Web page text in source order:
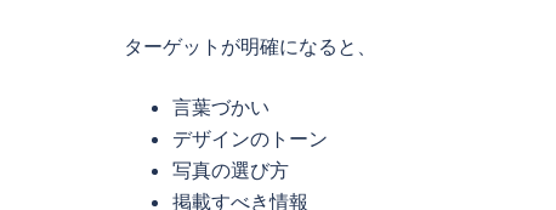
ターゲットが明確になると、
言葉づかい
デザインのトーン
写真の選び方
掲載すべき情報